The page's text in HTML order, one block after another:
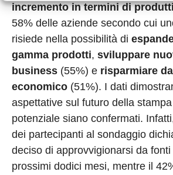
incremento in termini di
58% delle aziende secondo cui
risiede nella possibilità di
gamma prodotti, sviluppare
business (55%) e risparmiare
economico (51%). I dati
aspettative sul futuro della
potenziale siano confermati.
dei partecipanti al sondaggio
deciso di approvvigionarsi da
prossimi dodici mesi, mentre il